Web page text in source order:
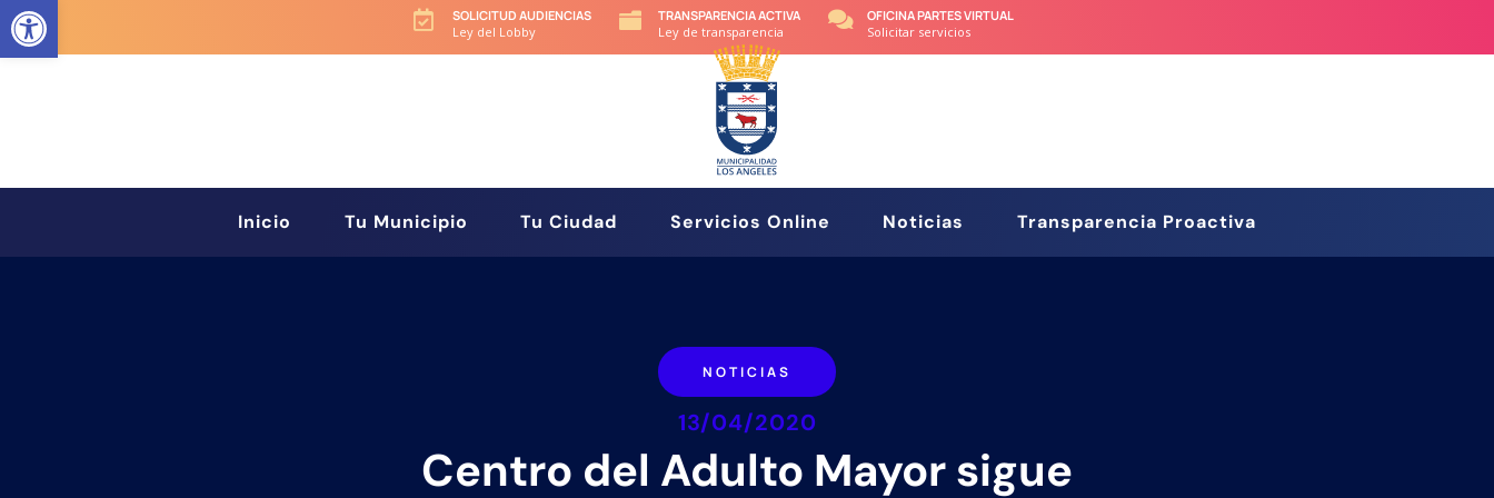

SOLICITUD AUDIENCIAS
Ley del Lobby

TRANSPARENCIA ACTIVA
Ley de transparencia

OFICINA PARTES VIRTUAL
Solicitar servicios
Inicio Tu Municipio Tu Ciudad Servicios Online Noticias Transparencia Proactiva
NOTICIAS
13/04/2020
Centro del Adulto Mayor sigue